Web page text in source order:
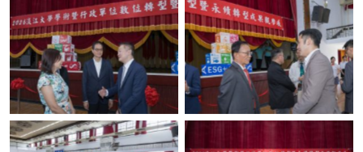
No Caption No Caption